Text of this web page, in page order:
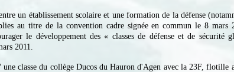
un établissement scolaire et une formation de la défense
au titre de la convention cadre signée en commun le 8 mars
le développement des « classes de défense et de
2011.
une classe du collège Ducos du Hauron d'Agen avec la 23F,